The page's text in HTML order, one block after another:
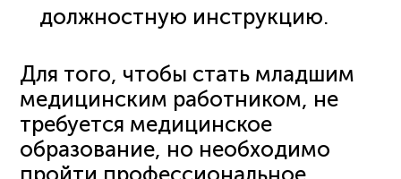
должностную инструкцию.
Для того, чтобы стать младшим
медицинским работником, не
требуется медицинское
образование, но необходимо